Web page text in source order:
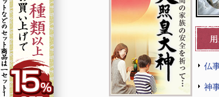
仏
神